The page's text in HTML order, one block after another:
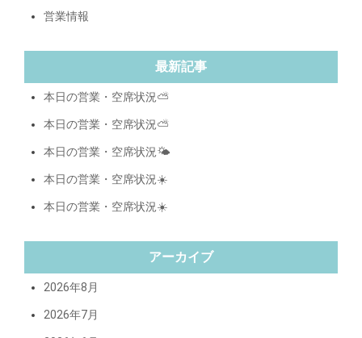
営業情報
最新記事
本日の営業・空席状況⛅️
本日の営業・空席状況⛅️
本日の営業・空席状況🌤️
本日の営業・空席状況☀️
本日の営業・空席状況☀️
アーカイブ
2026年8月
2026年7月